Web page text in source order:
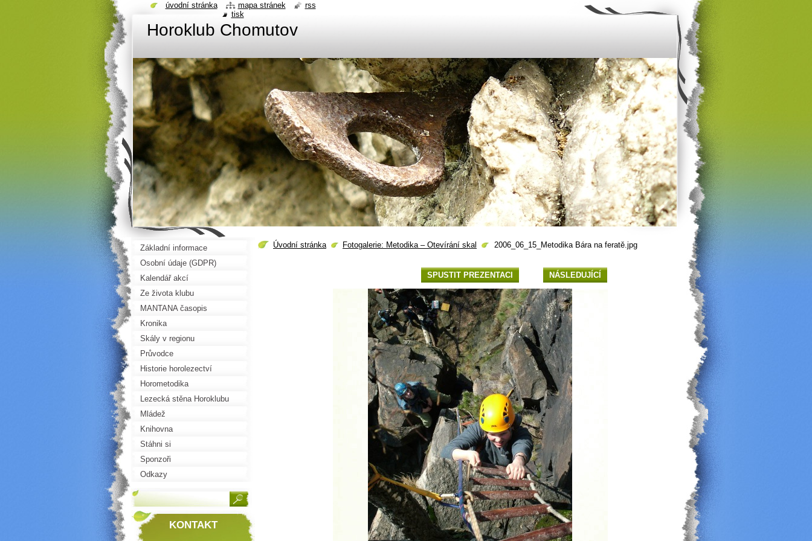
Horoklub Chomutov
Úvodní stránka Fotogalerie: Metodika – Otevírání skal 2006_06_15_Metodika Bára na feratě.jpg
SPUSTIT PREZENTACI NÁSLEDUJÍCÍ
Základní informace
Osobní údaje (GDPR)
Kalendář akcí
Ze života klubu
MANTANA časopis
Kronika
Skály v regionu
Průvodce
Historie horolezectví
Horometodika
Lezecká stěna Horoklubu
Mládež
Knihovna
Stáhni si
Sponzoři
Odkazy
KONTAKT
úvodní stránka mapa stránek
rss
tisk